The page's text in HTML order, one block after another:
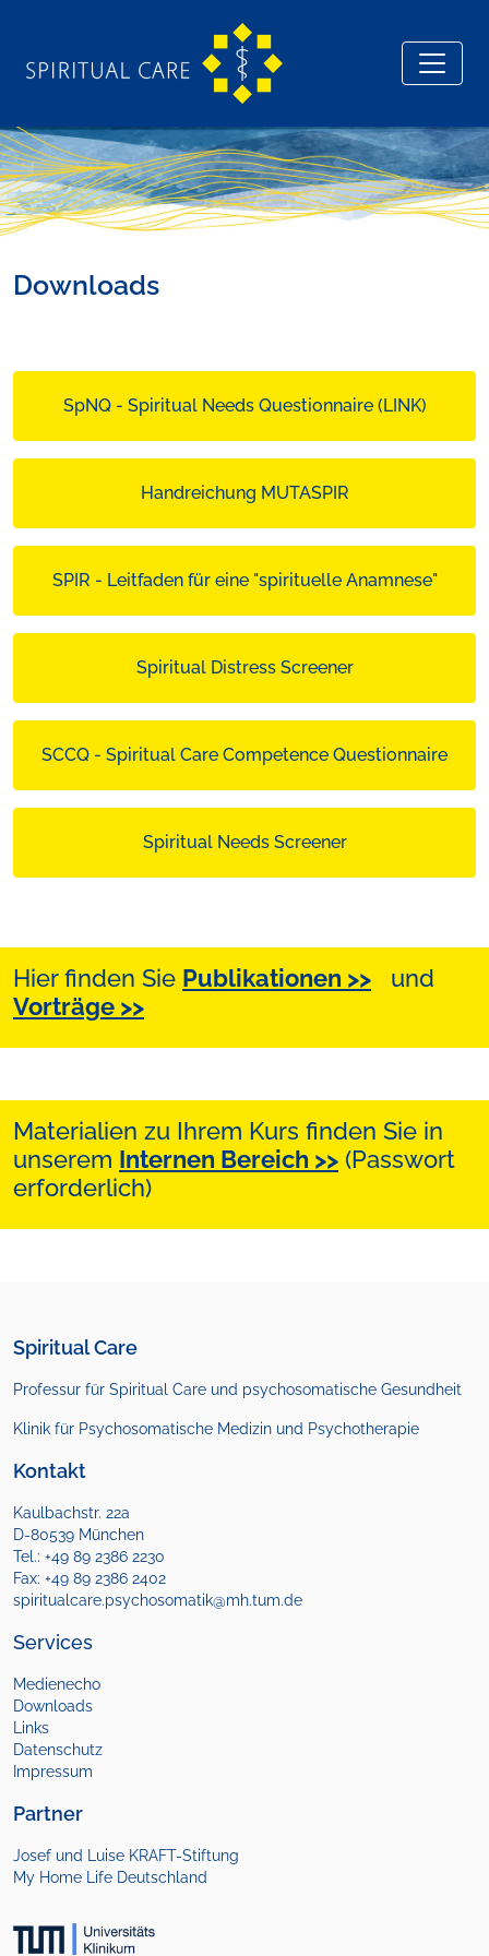
Downloads
SpNQ - Spiritual Needs Questionnaire (LINK)
Handreichung MUTASPIR
SPIR - Leitfaden für eine "spirituelle Anamnese"
Spiritual Distress Screener
SCCQ - Spiritual Care Competence Questionnaire
Spiritual Needs Screener
Hier finden Sie Publikationen >> und
Vorträge >>
Materialien zu Ihrem Kurs finden Sie in
unserem Internen Bereich >> (Passwort
erforderlich)
Spiritual Care
Professur für Spiritual Care und psychosomatische Gesundheit
Klinik für Psychosomatische Medizin und Psychotherapie
Kontakt
Kaulbachstr. 22a
D-80539 München
Tel.: +49 89 2386 2230
Fax: +49 89 2386 2402
spiritualcare.psychosomatik@mh.tum.de
Services
Medienecho
Downloads
Links
Datenschutz
Impressum
Partner
Josef und Luise KRAFT-Stiftung
My Home Life Deutschland